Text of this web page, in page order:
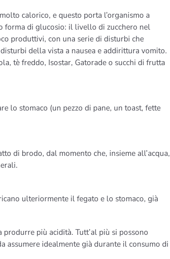
calorico, e questo porta l’organismo a
forma di glucosio: il livello di zucchero nel
produttivi, con una serie di disturbi che
della vista a nausea e addirittura vomito.
tè freddo, Isostar, Gatorade o succhi di frutta
lo stomaco (un pezzo di pane, un toast, fette
di brodo, dal momento che, insieme all’acqua,
ulteriormente il fegato e lo stomaco, già
più acidità. Tutt’al più si possono
assumere idealmente già durante il consumo di